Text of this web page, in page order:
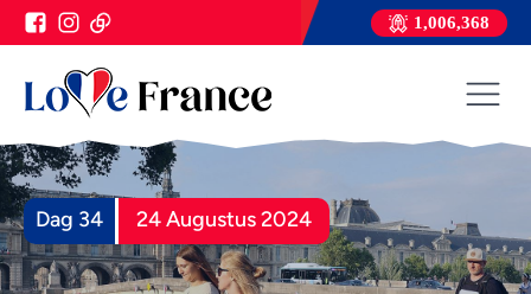
1,006,368
Dag 34 24 Augustus 2024